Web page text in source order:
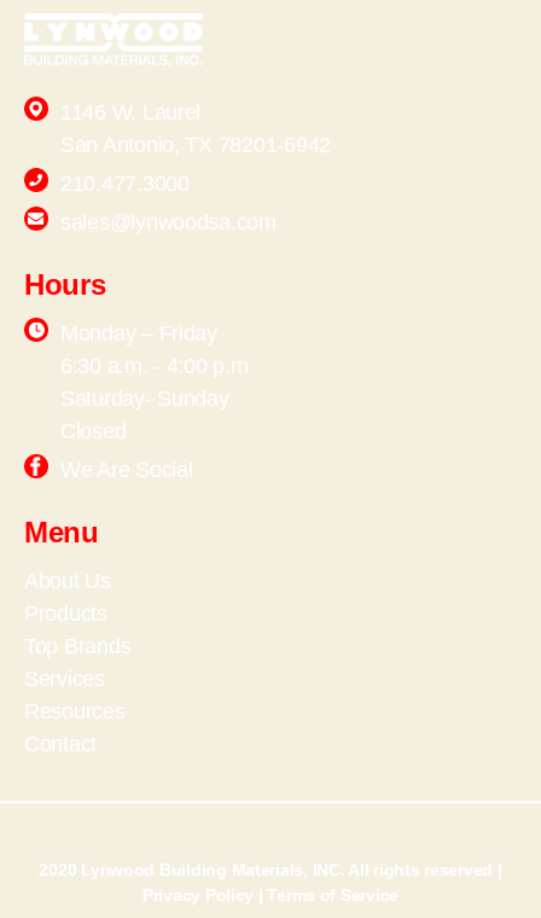
1146 W. Laurel
San Antonio, TX 78201-6942
210.477.3000
sales@lynwoodsa.com
Hours
Monday – Friday
6:30 a.m. - 4:00 p.m
Saturday- Sunday
Closed
We Are Social
Menu
About Us
Products
Top Brands
Services
Resources
Contact
2020 Lynwood Building Materials, INC. All rights reserved |
Privacy Policy |Terms of Service